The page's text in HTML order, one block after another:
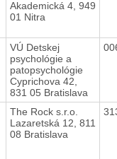
Akademická 4, 949
01 Nitra
VÚ Detskej
psychológie a
patopsychológie
Cyprichova 42,
831 05 Bratislava
The Rock s.r.o.
Lazaretská 12, 811
08 Bratislava